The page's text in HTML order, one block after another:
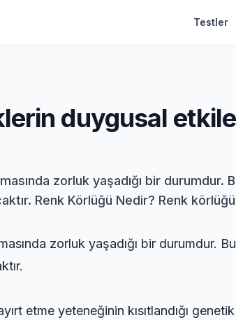
Testler
duygusal
zorluk yaşadığı bir
Renk Körlüğü Nedir? Renk
zorluk yaşadığı bir durumdur.
etme yeteneğinin kısıtlandığı